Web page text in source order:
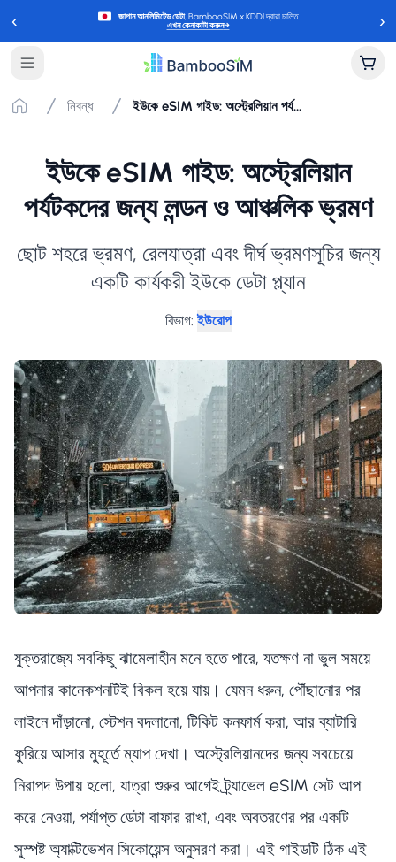
‹ জাপান আনলিমিটেড ডেটা, BambooSIM x KDDI দ্বারা চালিত
এখন কেনাকাটা করুন→ ›
নিবন্ধ ইউকে eSIM গাইড: অস্ট্রেলিয়ান পর্যটকদের জন্য লন্ডন ও আঞ্চলিক ভ্রমণ
ইউকে eSIM গাইড: অস্ট্রেলিয়ান
পর্যটকদের জন্য লন্ডন ও আঞ্চলিক ভ্রমণ
ছোট শহরে ভ্রমণ, রেলযাত্রা এবং দীর্ঘ ভ্রমণসূচির জন্য
একটি কার্যকরী ইউকে ডেটা প্ল্যান
বিভাগ: ইউরোপ
যুক্তরাজ্যে সবকিছু ঝামেলাহীন মনে হতে পারে, যতক্ষণ না ভুল সময়ে
আপনার কানেকশনটিই বিকল হয়ে যায়। যেমন ধরুন, পৌঁছানোর পর
লাইনে দাঁড়ানো, স্টেশন বদলানো, টিকিট কনফার্ম করা, আর ব্যাটারি
ফুরিয়ে আসার মুহূর্তে ম্যাপ দেখা। অস্ট্রেলিয়ানদের জন্য সবচেয়ে
নিরাপদ উপায় হলো, যাত্রা শুরুর আগেই ট্র্যাভেল eSIM সেট আপ
করে নেওয়া, পর্যাপ্ত ডেটা বাফার রাখা, এবং অবতরণের পর একটি
সুস্পষ্ট অ্যাক্টিভেশন সিকোয়েন্স অনুসরণ করা। এই গাইডটি ঠিক এই